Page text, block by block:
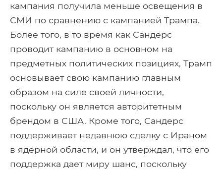
кампания получила меньше освещения в
СМИ по сравнению с кампанией Трампа.
Более того, в то время как Сандерс
проводит кампанию в основном на
предметных политических позициях, Трамп
основывает свою кампанию главным
образом на силе своей личности,
поскольку он является авторитетным
брендом в США. Кроме того, Сандерс
поддерживает недавнюю сделку с Ираном
в ядерной области, и он утверждал, что его
поддержка дает миру шанс, поскольку